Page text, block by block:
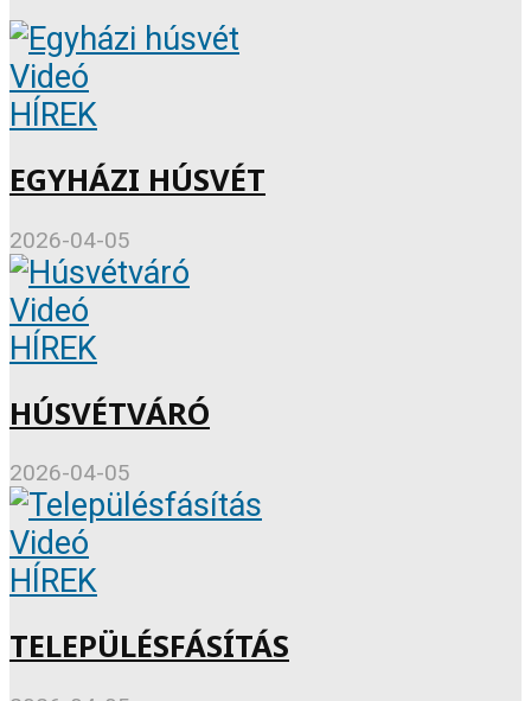
Videó
HÍREK
EGYHÁZI HÚSVÉT
2026-04-05
Videó
HÍREK
HÚSVÉTVÁRÓ
2026-04-05
Videó
HÍREK
TELEPÜLÉSFÁSÍTÁS